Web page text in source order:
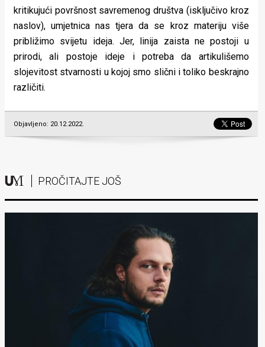
kritikujući površnost savremenog društva (isključivo kroz
naslov), umjetnica nas tjera da se kroz materiju više
približimo svijetu ideja. Jer, linija zaista ne postoji u
prirodi, ali postoje ideje i potreba da artikulišemo
slojevitost stvarnosti u kojoj smo slični i toliko beskrajno
različiti.
Objavljeno: 20.12.2022.
PROČITAJTE JOŠ